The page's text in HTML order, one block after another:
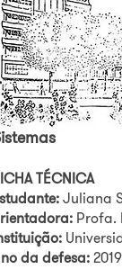
(Velha)
TÉCNICA
Juliana
Profa.
da defesa:2019